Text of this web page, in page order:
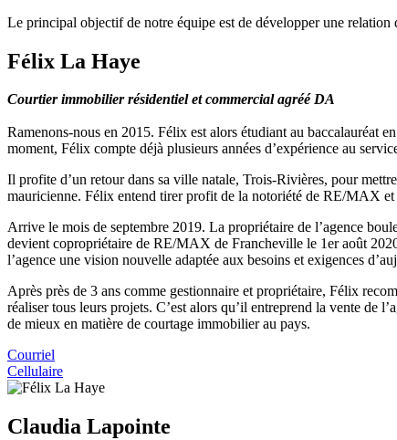
Le principal objectif de notre équipe est de développer une
Félix La Haye
Courtier immobilier résidentiel et commercial agréé DA
Ramenons-nous en 2015. Félix est alors étudiant au baccalauréat
moment, Félix compte déjà plusieurs années d’expérience au
Il profite d’un retour dans sa ville natale, Trois-Rivières, pour
mauricienne. Félix entend tirer profit de la notoriété de RE/MAX et
Arrive le mois de septembre 2019. La propriétaire de l’agence
devient copropriétaire de RE/MAX de Francheville le 1er août
l’agence une vision nouvelle adaptée aux besoins et exigences
Après près de 3 ans comme gestionnaire et propriétaire, Félix
réaliser tous leurs projets. C’est alors qu’il entreprend la vente de
de mieux en matière de courtage immobilier au pays.
Courriel
Cellulaire
Claudia Lapointe